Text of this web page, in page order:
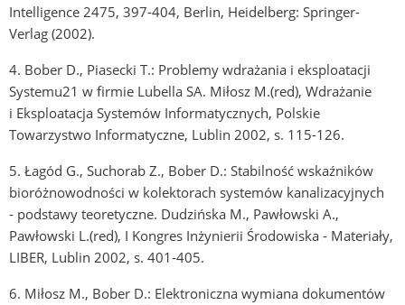
Intelligence 2475, 397-404, Berlin, Heidelberg: Springer-
Verlag (2002).
4. Bober D., Piasecki T.: Problemy wdrażania i eksploatacji
Systemu21 w firmie Lubella SA. Miłosz M.(red), Wdrażanie
i Eksploatacja Systemów Informatycznych, Polskie
Towarzystwo Informatyczne, Lublin 2002, s. 115-126.
5. Łagód G., Suchorab Z., Bober D.: Stabilność wskaźników
bioróżnowodności w kolektorach systemów kanalizacyjnych
- podstawy teoretyczne. Dudzińska M., Pawłowski A.,
Pawłowski L.(red), I Kongres Inżynierii Środowiska - Materiały,
LIBER, Lublin 2002, s. 401-405.
6. Miłosz M., Bober D.: Elektroniczna wymiana dokumentów